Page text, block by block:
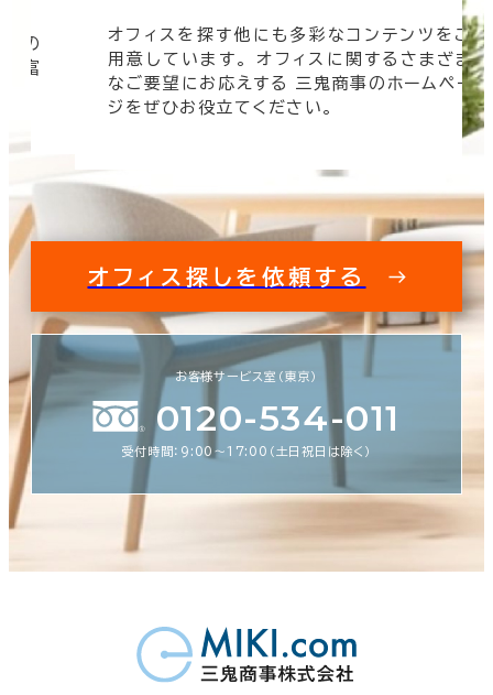
の
豊富
オフィスを探す他にも多彩なコンテンツをご
用意しています。 オフィスに関するさまざま
なご要望にお応えする 三鬼商事のホームペー
ジをぜひお役立てください。
オフィス探しを依頼する
お客様サービス室（東京）
0120-534-011
受付時間：9:00〜17:00（土日祝日は除く）